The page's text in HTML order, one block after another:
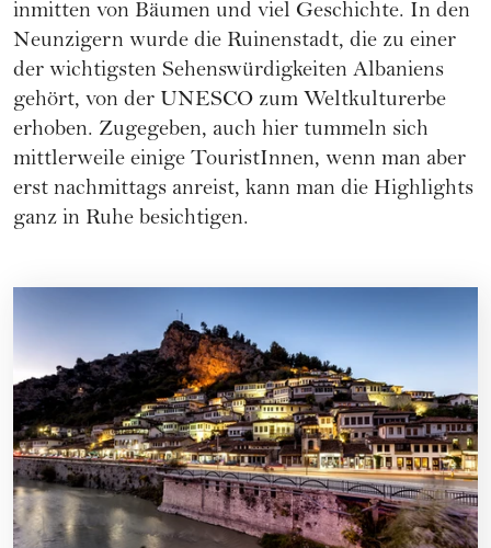
inmitten von Bäumen und viel Geschichte. In den
Neunzigern wurde die Ruinenstadt, die zu einer
der wichtigsten Sehenswürdigkeiten Albaniens
gehört, von der UNESCO zum Weltkulturerbe
erhoben. Zugegeben, auch hier tummeln sich
mittlerweile einige TouristInnen, wenn man aber
erst nachmittags anreist, kann man die Highlights
ganz in Ruhe besichtigen.